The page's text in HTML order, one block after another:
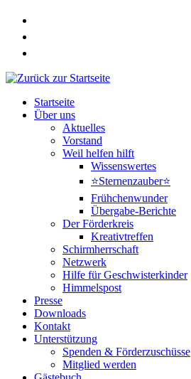
Zum
springen
Startseite
Über uns
Aktuelles
Vorstand
Weil helfen hilft
Wissenswertes
⭐Sternenzauber⭐
Frühchenwunder
Übergabe-Berichte
Der Förderkreis
Kreativtreffen
Schirmherrschaft
Netzwerk
Hilfe für Geschwisterkinder
Himmelspost
Presse
Downloads
Kontakt
Unterstützung
Spenden & Förderzuschüsse
Mitglied werden